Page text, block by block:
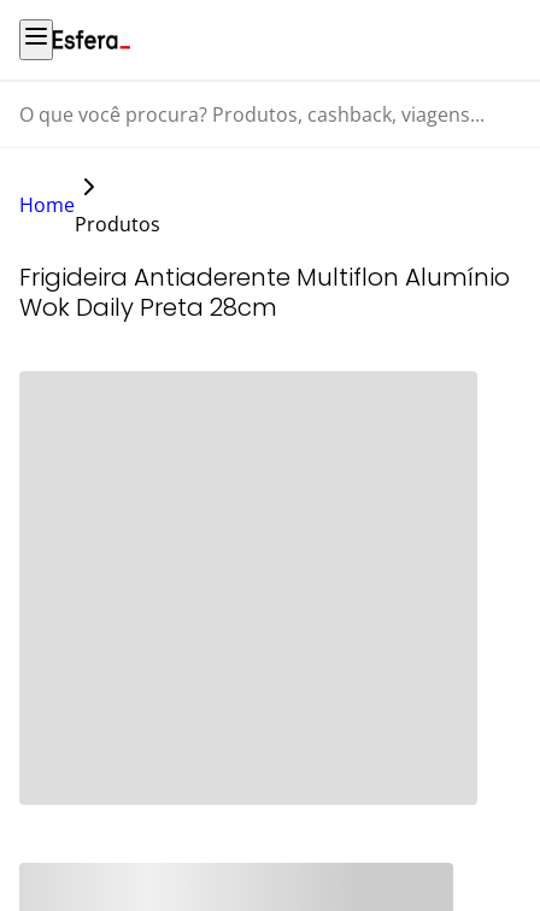
O que você procura? Produtos, cashback, viagens...
Home
Produtos
Frigideira Antiaderente Multiflon Alumínio
Wok Daily Preta 28cm